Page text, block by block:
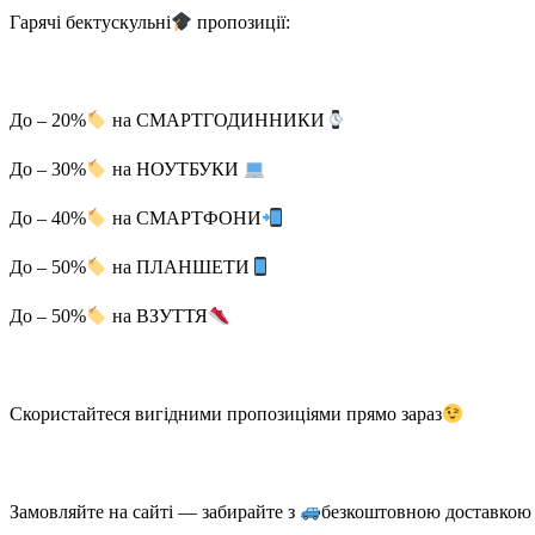
Гарячі бектускульні пропозиції:
До – 20% на СМАРТГОДИННИКИ
До – 30% на НОУТБУКИ
До – 40% на СМАРТФОНИ
До – 50% на ПЛАНШЕТИ
До – 50% на ВЗУТТЯ
Скористайтеся вигідними пропозиціями прямо зараз
Замовляйте на сайті — забирайте з безкоштовною доставкою